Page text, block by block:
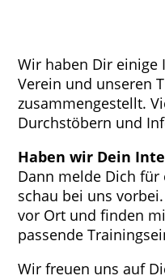
Wir haben Dir
Verein und unseren
zusammengestellt.
Durchstöbern und
Haben wir Dein
Dann melde Dich
schau bei uns
vor Ort und finden
passende
Wir freuen uns auf